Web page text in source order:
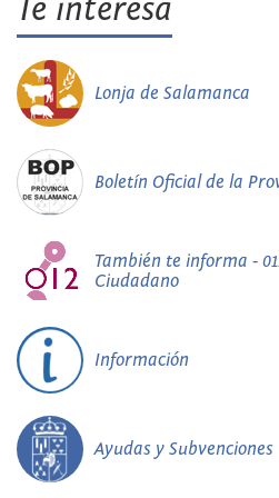
Te interesa
Lonja de Salamanca
Boletín Oficial de la
También te informa -
Ciudadano
Información
Ayudas y Subvenciones